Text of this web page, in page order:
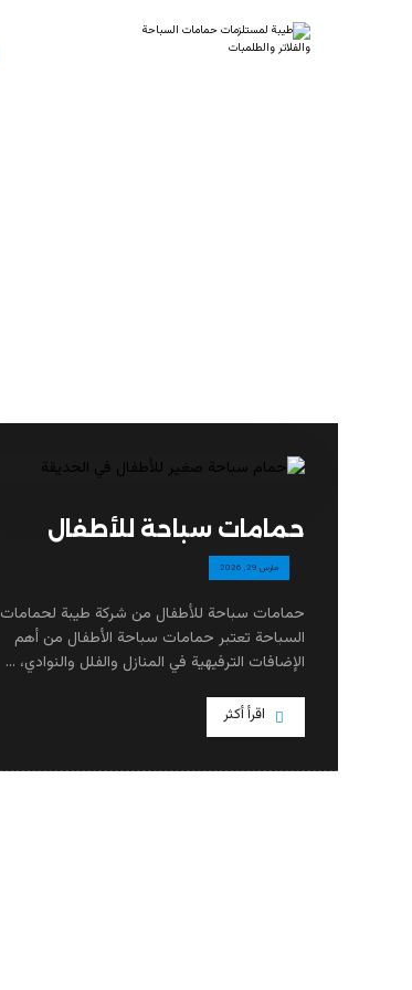
حمامات سباحة للأطفال
مارس 29, 2026
حمامات سباحة للأطفال من شركة طيبة لحمامات
السباحة تعتبر حمامات سباحة الأطفال من أهم
الإضافات الترفيهية في المنازل والفلل والنوادي، ...
اقرأ أكثر